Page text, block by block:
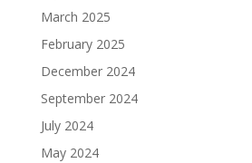
March 2025
February 2025
December 2024
September 2024
July 2024
May 2024